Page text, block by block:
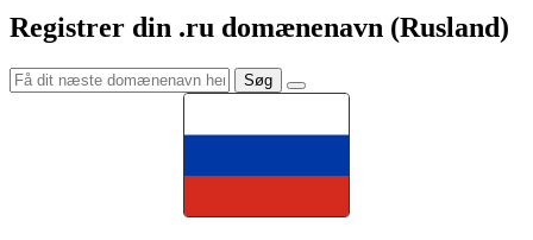
Registrer din .ru domænenavn (Rusland)